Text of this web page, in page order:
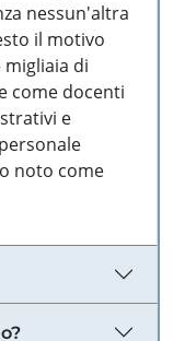
nessun'altra
il motivo
di
come docenti
e
noto come